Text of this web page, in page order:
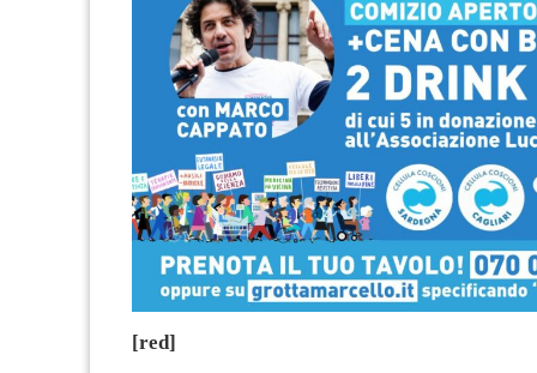
[red]